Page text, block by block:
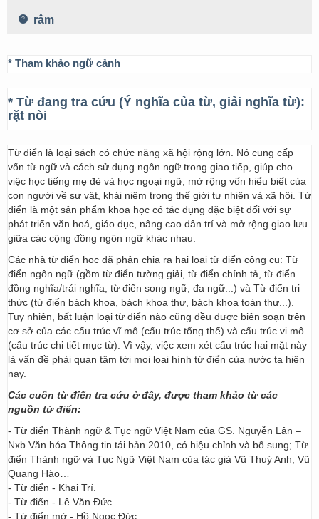
râm
* Tham khảo ngữ cảnh
* Từ đang tra cứu (Ý nghĩa của từ, giải nghĩa từ):
rặt nòi
Từ điển là loại sách có chức năng xã hội rộng lớn. Nó cung cấp
vốn từ ngữ và cách sử dụng ngôn ngữ trong giao tiếp, giúp cho
việc học tiếng mẹ đẻ và học ngoại ngữ, mở rộng vốn hiểu biết của
con người về sự vật, khái niệm trong thế giới tự nhiên và xã hội. Từ
điển là một sản phẩm khoa học có tác dụng đặc biệt đối với sự
phát triển văn hoá, giáo dục, nâng cao dân trí và mở rộng giao lưu
giữa các cộng đồng ngôn ngữ khác nhau.
Các nhà từ điển học đã phân chia ra hai loại từ điển công cụ: Từ
điển ngôn ngữ (gồm từ điển tường giải, từ điển chính tả, từ điển
đồng nghĩa/trái nghĩa, từ điển song ngữ, đa ngữ...) và Từ điển tri
thức (từ điển bách khoa, bách khoa thư, bách khoa toàn thư...).
Tuy nhiên, bất luận loại từ điển nào cũng đều được biên soạn trên
cơ sở của các cấu trúc vĩ mô (cấu trúc tổng thể) và cấu trúc vi mô
(cấu trúc chi tiết mục từ). Vì vậy, việc xem xét cấu trúc hai mặt này
là vấn đề phải quan tâm tới mọi loại hình từ điển của nước ta hiện
nay.
Các cuốn từ điển tra cứu ở đây, được tham khảo từ các
nguồn từ điển:
- Từ điển Thành ngữ & Tục ngữ Việt Nam của GS. Nguyễn Lân –
Nxb Văn hóa Thông tin tái bản 2010, có hiệu chỉnh và bổ sung; Từ
điển Thành ngữ và Tục Ngữ Việt Nam của tác giả Vũ Thuý Anh, Vũ
Quang Hào…
- Từ điển - Khai Trí.
- Từ điển - Lê Văn Đức.
- Từ điển mở - Hồ Ngọc Đức.